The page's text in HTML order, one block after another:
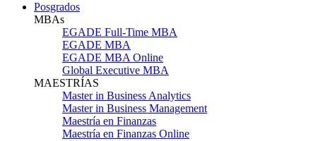
Posgrados
MBAs
EGADE Full-Time MBA
EGADE MBA
EGADE MBA Online
Global Executive MBA
MAESTRÍAS
Master in Business Analytics
Master in Business Management
Maestría en Finanzas
Maestría en Finanzas Online